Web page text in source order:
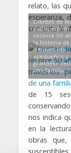
relato, las
esperanza,
comenta la
Dientes de
publicado en
recorre 50
la historia de
a través los
«pequeños y
grandes»
una familia.
de 15
nos indica
en la
obras que,